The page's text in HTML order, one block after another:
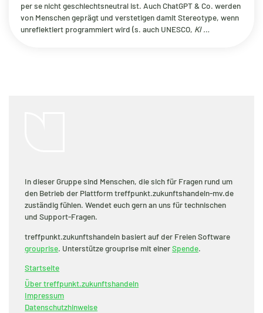
per se nicht geschlechtsneutral ist. Auch ChatGPT & Co. werden
von Menschen geprägt und verstetigen damit Stereotype, wenn
unreflektiert programmiert wird (s. auch UNESCO, KI …
In dieser Gruppe sind Menschen, die sich für Fragen rund um
den Betrieb der Plattform treffpunkt.zukunftshandeln-mv.de
zuständig fühlen. Wendet euch gern an uns für technischen
und Support-Fragen.
treffpunkt.zukunftshandeln basiert auf der Freien Software
grouprise. Unterstütze grouprise mit einerSpende.
Startseite
Über treffpunkt.zukunftshandeln
Impressum
Datenschutzhinweise